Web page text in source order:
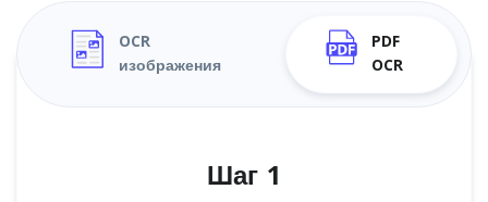
OCR
изображения
PDF
OCR
Шаг 1